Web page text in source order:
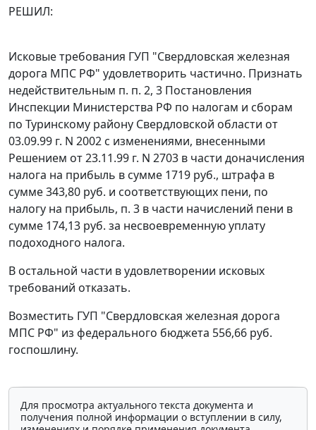
РЕШИЛ:
Исковые требования ГУП "Свердловская железная
дорога МПС РФ" удовлетворить частично. Признать
недействительным п. п. 2, 3 Постановления
Инспекции Министерства РФ по налогам и сборам
по Туринскому району Свердловской области от
03.09.99 г. N 2002 с изменениями, внесенными
Решением от 23.11.99 г. N 2703 в части доначисления
налога на прибыль в сумме 1719 руб., штрафа в
сумме 343,80 руб. и соответствующих пени, по
налогу на прибыль, п. 3 в части начислений пени в
сумме 174,13 руб. за несвоевременную уплату
подоходного налога.
В остальной части в удовлетворении исковых
требований отказать.
Возместить ГУП "Свердловская железная дорога
МПС РФ" из федерального бюджета 556,66 руб.
госпошлину.
Для просмотра актуального текста документа и
получения полной информации о вступлении в силу,